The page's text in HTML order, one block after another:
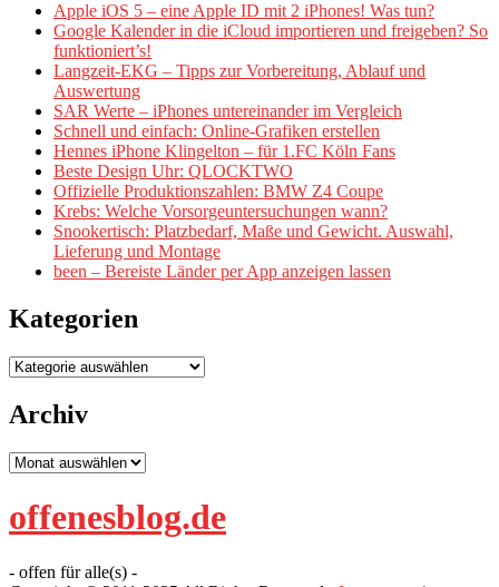
Apple iOS 5 – eine Apple ID mit 2 iPhones! Was tun?
Google Kalender in die iCloud importieren und freigeben? So
funktioniert’s!
Langzeit-EKG – Tipps zur Vorbereitung, Ablauf und
Auswertung
SAR Werte – iPhones untereinander im Vergleich
Schnell und einfach: Online-Grafiken erstellen
Hennes iPhone Klingelton – für 1.FC Köln Fans
Beste Design Uhr: QLOCKTWO
Offizielle Produktionszahlen: BMW Z4 Coupe
Krebs: Welche Vorsorgeuntersuchungen wann?
Snookertisch: Platzbedarf, Maße und Gewicht. Auswahl,
Lieferung und Montage
been – Bereiste Länder per App anzeigen lassen
Kategorien
Kategorien
Archiv
Archiv
offenesblog.de
- offen für alle(s) -